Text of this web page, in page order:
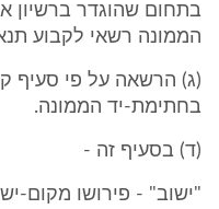
בתחום שהוגדר ברשיון
הממונה רשאי לקבוע
(ג) הרשאה על פי סעיף
בחתימת-יד הממונה.
(ד) בסעיף זה -
"ישוב" - פירושו מקום-